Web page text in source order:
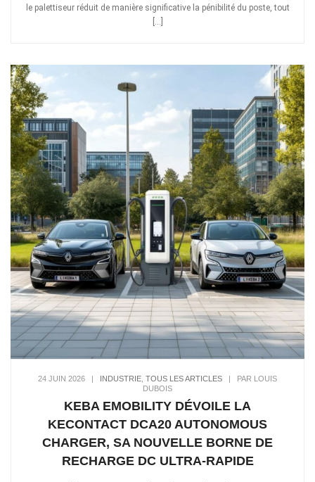
le palettiseur réduit de manière significative la pénibilité du poste, tout
[…]
24 JUIN 2026 INDUSTRIE TOUS LES ARTICLES
PAR LOUIS
DUBOIS
KEBA EMOBILITY DÉVOILE LA
KECONTACT DCA20 AUTONOMOUS
CHARGER, SA NOUVELLE BORNE DE
RECHARGE DC ULTRA-RAPIDE